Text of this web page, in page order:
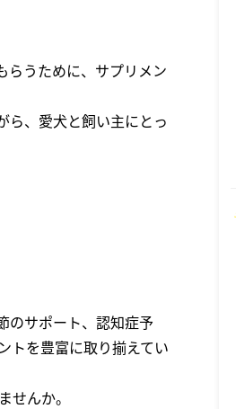
らうために、サプリメン
ら、愛犬と飼い主にとっ
のサポート、認知症予
トを豊富に取り揃えてい
んか。